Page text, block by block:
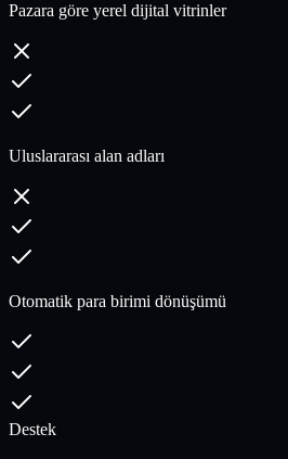
Pazara göre yerel dijital vitrinler
Uluslararası alan adları
Otomatik para birimi dönüşümü
Destek